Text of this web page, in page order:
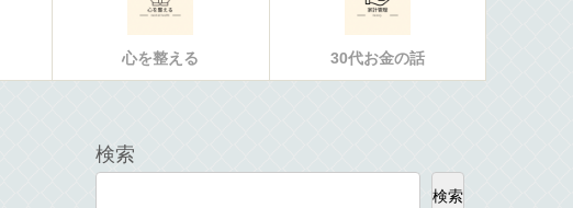
心を整える 30代お金の話
検索
検索